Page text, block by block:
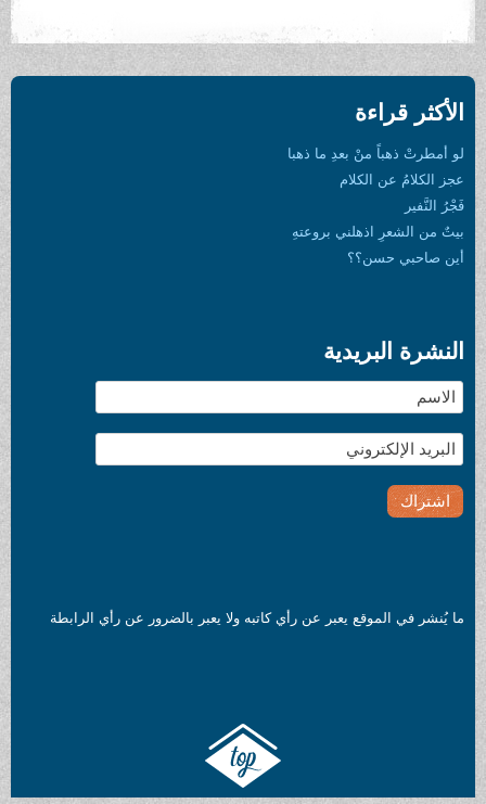
الأكثر قراءة
لو أمطرتْ ذهباً منْ بعدِ ما ذهبا
عجز الكلامُ عن الكلام
فَجْرُ النَّفير
بيتٌ من الشعرِ اذهلني بروعتهِ
أين صاحبي حسن؟؟
النشرة البريدية
ما يُنشر في الموقع يعبر عن رأي كاتبه ولا يعبر بالضرور عن رأي الرابطة